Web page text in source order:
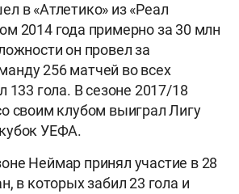
в «Атлетико» из «Реал
2014 года примерно за 30 млн
он провел за
256 матчей во всех
133 гола. В сезоне 2017/18
своим клубом выиграл Лигу
УЕФА.
Неймар принял участие в 28
в которых забил 23 гола и